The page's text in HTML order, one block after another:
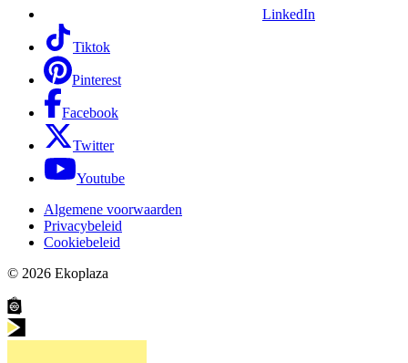
LinkedIn
Tiktok
Pinterest
Facebook
Twitter
Youtube
Algemene voorwaarden
Privacybeleid
Cookiebeleid
© 2026 Ekoplaza